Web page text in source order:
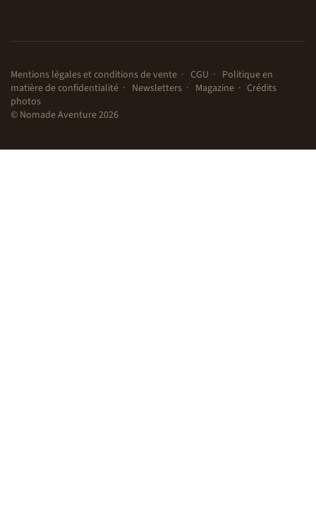
Mentions légales et conditions de vente CGU
Politique en
matière de confidentialité
Newsletters Magazine
Crédits
photos
© Nomade Aventure 2026